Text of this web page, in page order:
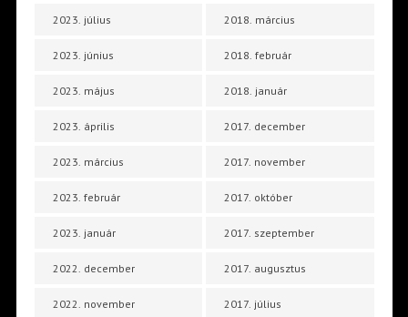
2023. július
2023. június
2023. május
2023. április
2023. március
2023. február
2023. január
2022. december
2022. november
2018. március
2018. február
2018. január
2017. december
2017. november
2017. október
2017. szeptember
2017. augusztus
2017. július